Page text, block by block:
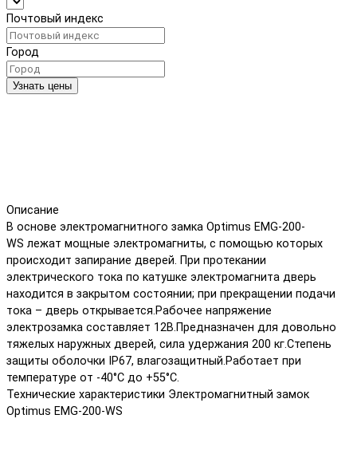
Почтовый индекс
Город
Узнать цены
Описание
В основе электромагнитного замка Optimus EMG-200-
WS лежат мощные электромагниты, с помощью которых
происходит запирание дверей. При протекании
электрического тока по катушке электромагнита дверь
находится в закрытом состоянии; при прекращении подачи
тока – дверь открывается.Рабочее напряжение
электрозамка составляет 12В.Предназначен для довольно
тяжелых наружных дверей, сила удержания 200 кг.Степень
защиты оболочки IP67, влагозащитный.Работает при
температуре от -40°С до +55°С.
Технические характеристики Электромагнитный замок
Optimus EMG-200-WS